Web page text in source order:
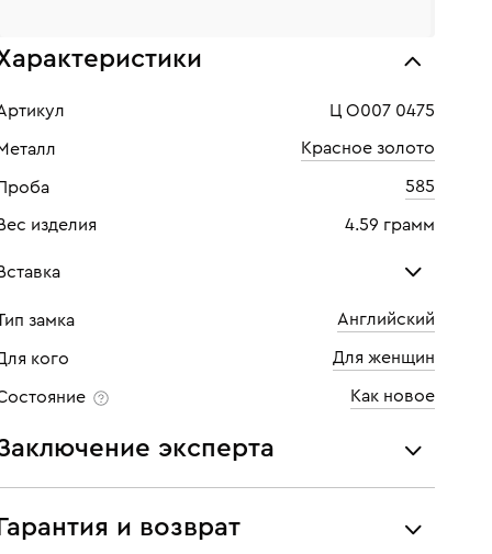
Ц О007 0475
Красное золото
585
изделия 4.59 грамм
Топаз
2 шт
замка Английский
кого Для женщин
Как новое
эксперта
украшения проходят экспертизу подлинности и
характеристикам ювелирных изделий,
бриллиантов (вес, проба, драгоценный металл, цвет,
Гарантия и возврат